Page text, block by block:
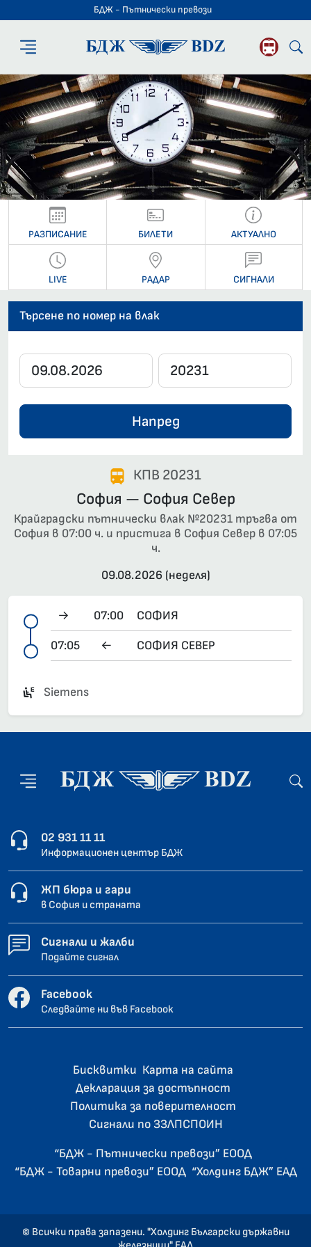
БДЖ - Пътнически превози
БДЖ -
РАЗПИСАНИЕ БИЛЕТИ АКТУАЛНО
LIVE РАДАР СИГНАЛИ
Търсене по номер на влак
Напред
КПВ 20231
София — София Север
Крайградски пътнически влак №20231 тръгва от
София в 07:00 ч. и пристига в София Север в 07:05
ч.
09.08.2026 (неделя)
→ 07:00 СОФИЯ
07:05 ← СОФИЯ СЕВЕР
Siemens
02 931 11 11
Информационен център БДЖ
ЖП бюра и гари
в София и страната
Сигнали и жалби
Подайте сигнал
Facebook
Следвайте ни във Facebook
Бисквитки Карта на сайта
Декларация за достъпност
Политика за поверителност
Сигнали по ЗЗЛПСПОИН
“БДЖ - Пътнически превози” ЕООД
“БДЖ - Товарни превози” ЕООД “Холдинг БДЖ” ЕАД
© Всички права запазени. "Холдинг Български държавни